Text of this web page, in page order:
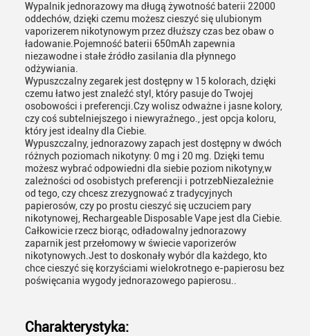
Wypalnik jednorazowy ma długą żywotność baterii 22000
oddechów, dzięki czemu możesz cieszyć się ulubionym
vaporizerem nikotynowym przez dłuższy czas bez obaw o
ładowanie.Pojemność baterii 650mAh zapewnia
niezawodne i stałe źródło zasilania dla płynnego
odżywiania.
Wypuszczalny zegarek jest dostępny w 15 kolorach, dzięki
czemu łatwo jest znaleźć styl, który pasuje do Twojej
osobowości i preferencji.Czy wolisz odważne i jasne kolory,
czy coś subtelniejszego i niewyraźnego., jest opcja koloru,
który jest idealny dla Ciebie.
Wypuszczalny, jednorazowy zapach jest dostępny w dwóch
różnych poziomach nikotyny: 0 mg i 20 mg. Dzięki temu
możesz wybrać odpowiedni dla siebie poziom nikotyny,w
zależności od osobistych preferencji i potrzebNiezależnie
od tego, czy chcesz zrezygnować z tradycyjnych
papierosów, czy po prostu cieszyć się uczuciem pary
nikotynowej, Rechargeable Disposable Vape jest dla Ciebie.
Całkowicie rzecz biorąc, odładowalny jednorazowy
zaparnik jest przełomowy w świecie vaporizerów
nikotynowych.Jest to doskonały wybór dla każdego, kto
chce cieszyć się korzyściami wielokrotnego e-papierosu bez
poświęcania wygody jednorazowego papierosu..
Charakterystyka: